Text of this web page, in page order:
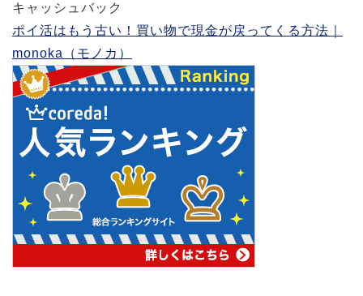
キャッシュバック
ポイ活はもう古い！買い物で現金が戻ってくる方法｜
monoka（モノカ）